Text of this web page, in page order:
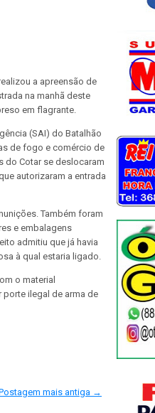
a apreensão de
na manhã deste
em flagrante.
(SAI) do Batalhão
de fogo e comércio de
do Cotar se deslocaram
autorizaram a entrada
Também foram
e embalagens
admitiu que já havia
à qual estaria ligado.
o material
porte ilegal de arma de
mais antiga →